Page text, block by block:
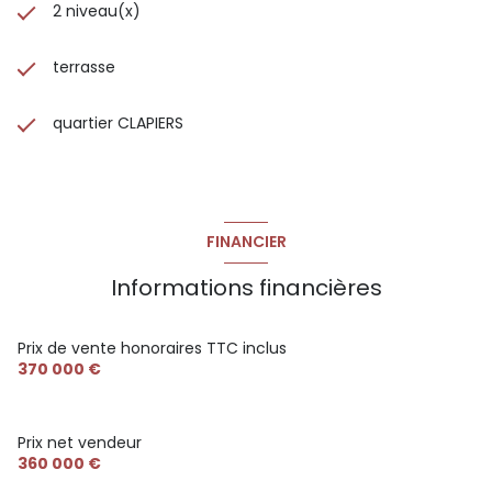
Hérault.
exposé sont disponibles sur le site
2 niveau(x)
terrasse
quartier CLAPIERS
FINANCIER
Informations financières
Prix de vente honoraires TTC inclus
370 000 €
Prix net vendeur
360 000 €